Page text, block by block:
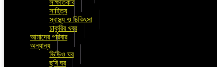
সাক্ষাতকার
সাহিত্য
স্বাস্থ্য ও চিকিৎসা
চাকুরির খবর
আমাদের পরিবার
অন্যান্য
ভিডিও ঘর
ছবি ঘর